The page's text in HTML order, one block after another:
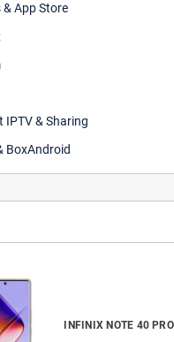
& App Store
IPTV & Sharing
BoxAndroid
INFINIX NOTE 40